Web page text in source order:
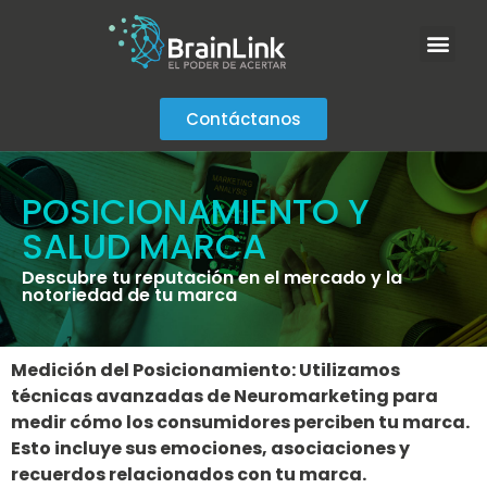
Contáctanos
POSICIONAMIENTO Y
SALUD MARCA
Descubre tu reputación en el mercado y la
notoriedad de tu marca
Medición del Posicionamiento: Utilizamos
técnicas avanzadas de Neuromarketing para
medir cómo los consumidores perciben tu marca.
Esto incluye sus emociones, asociaciones y
recuerdos relacionados con tu marca.